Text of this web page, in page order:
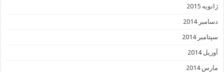
ژانویه 2015
دسامبر 2014
سپتامبر 2014
آوریل 2014
مارس 2014